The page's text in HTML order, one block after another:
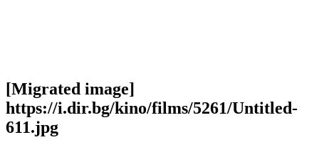
[Migrated image]
https://i.dir.bg/kino/films/5261/Untitled-
611.jpg